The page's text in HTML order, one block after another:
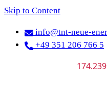
Skip to Content
info@tnt-neue-
+49 351 206 766 5